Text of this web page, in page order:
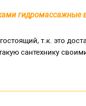
гидромассажные
т.к. это
сантехнику